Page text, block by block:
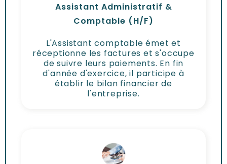
Assistant Administratif &
Comptable (H/F)
L'Assistant comptable émet et
réceptionne les factures et s'occupe
de suivre leurs paiements. En fin
d'année d'exercice, il participe à
établir le bilan financier de
l'entreprise.